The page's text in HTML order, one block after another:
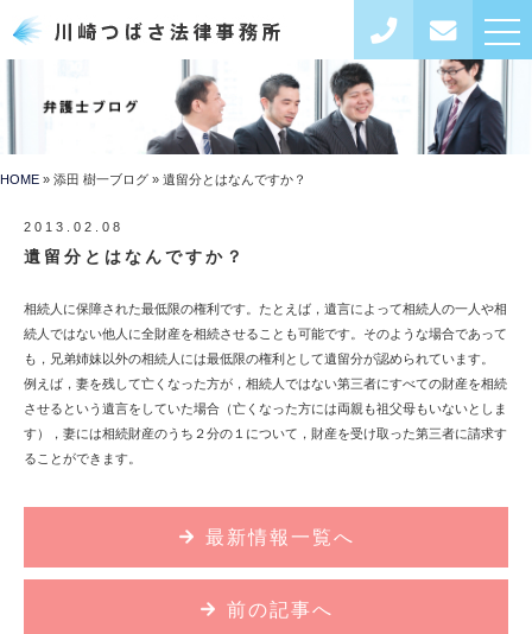
HOME 添田 樹一ブログ 遺留分とはなんですか？
2013.02.08
遺留分とはなんですか？
相続人に保障された最低限の権利です。たとえば，遺言によって相続人の一人や相
続人ではない他人に全財産を相続させることも可能です。そのような場合であって
も，兄弟姉妹以外の相続人には最低限の権利として遺留分が認められています。
例えば，妻を残して亡くなった方が，相続人ではない第三者にすべての財産を相続
させるという遺言をしていた場合（亡くなった方には両親も祖父母もいないとしま
す），妻には相続財産のうち２分の１について，財産を受け取った第三者に請求す
ることができます。
最新情報一覧へ
前の記事へ